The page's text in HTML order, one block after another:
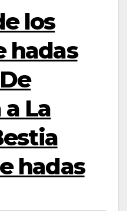
los
hadas
La
hadas